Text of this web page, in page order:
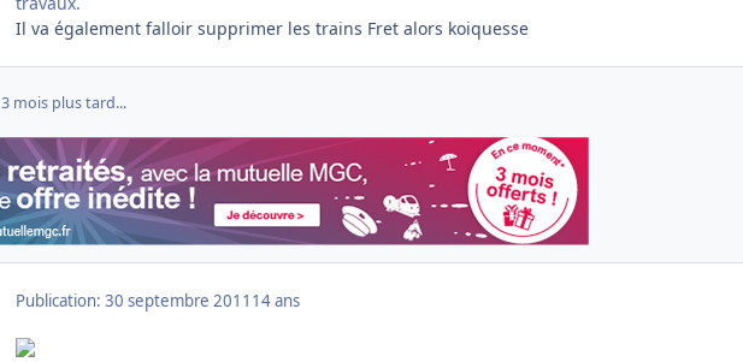
Il va également falloir supprimer les trains Fret alors koiquesse
3 mois plus tard...
Publication: 30 septembre 2011 14 ans